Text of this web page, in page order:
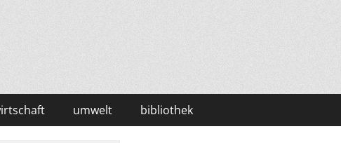
umwelt bibliothek